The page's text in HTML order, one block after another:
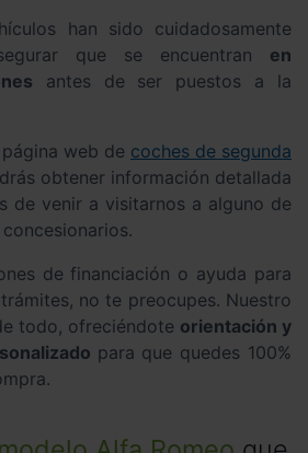
han sido cuidadosamente
que se encuentran en
antes de ser puestos a la
web de coches de segunda
obtener información detallada
de venir a visitarnos a alguno de
de financiación o ayuda para
no te preocupes. Nuestro
todo, ofreciéndote orientación y
para que quedes 100%